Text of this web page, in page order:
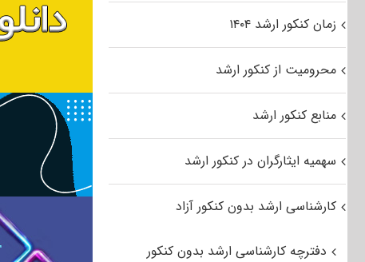
زمان کنکور ارشد ۱۴۰۴
محرومیت از کنکور ارشد
منابع کنکور ارشد
سهمیه ایثارگران در کنکور ارشد
کارشناسی ارشد بدون کنکور آزاد
دفترچه کارشناسی ارشد بدون کنکور